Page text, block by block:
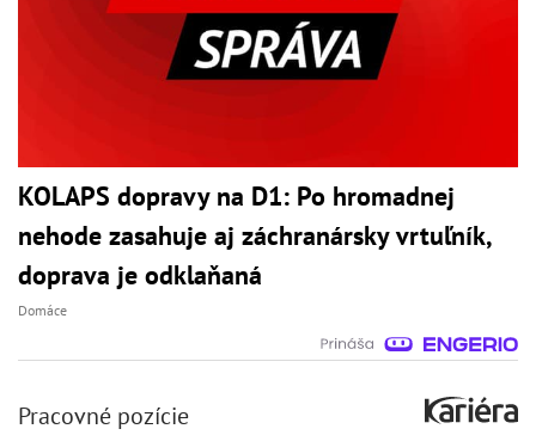
KOLAPS dopravy na D1: Po hromadnej
nehode zasahuje aj záchranársky vrtuľník,
doprava je odklaňaná
Domáce
Pracovné pozície